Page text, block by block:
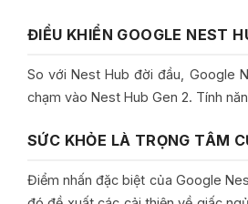
ĐIỀU KHIỂN GOOGLE NEST
So với Nest Hub đời đầu, Google
chạm vào Nest Hub Gen 2. Tính
SỨC KHỎE LÀ TRỌNG TÂM
Điểm nhấn đặc biệt của Google